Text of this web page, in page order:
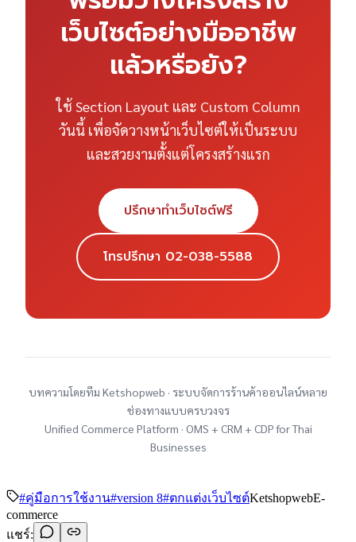
เว็บไซต์อย่างมืออาชีพ
แล้วหรือยัง?
ใช้ Section Layout และ Custom Column
วันนี้ เพื่อจัดวางหน้าเว็บไซต์ให้เป็นระบบ
และสวยงามตั้งแต่โครงสร้างแรก
ปรึกษาทำเว็บไซต์ฟรี
โทรปรึกษา 02-038-5588
บทความโดยทีม Ketshopweb · ระบบจัดการร้านค้าออนไลน์หลาย
ช่องทางแบบครบวงจร
Unified Commerce Platform · OMS + CRM + CDP for Thai
Businesses
#คู่มือการใช้งาน#version 8#ตกแต่งเว็บไซต์KetshopwebE-
commerce
แชร์: